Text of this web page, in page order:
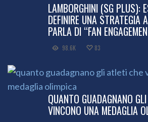
LAMBORGHINI (SG PLUS):
DEFINIRE UNA STRATEGIA
PARLA DI “FAN
98.6K 83
QUANTO GUADAGNANO
VINCONO UNA MEDAGLIA